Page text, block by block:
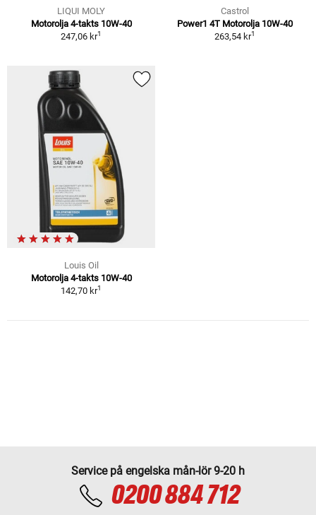
LIQUI MOLY
Motorolja 4-takts 10W-40
247,06 kr1
Castrol
Power1 4T Motorolja 10W-40
263,54 kr1
Louis Oil
Motorolja 4-takts 10W-40
142,70 kr1
Service på engelska mån-lör 9-20 h
0200 884 712